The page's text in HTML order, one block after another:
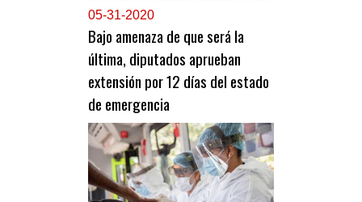
05-31-2020
Bajo amenaza de que será la
última, diputados aprueban
extensión por 12 días del estado
de emergencia